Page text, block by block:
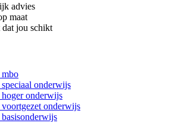
advies
maat
dat jou schikt
mbo
onderwijs
onderwijs
onderwijs